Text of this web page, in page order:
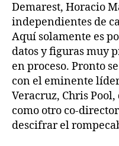
Demarest, Horacio
independientes de
Aquí solamente es
datos y figuras muy
en proceso. Pronto
con el eminente
Veracruz, Chris
como otro co-
descifrar el